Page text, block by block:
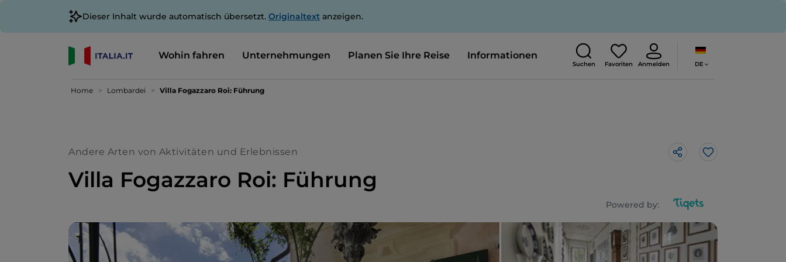
Dieser Inhalt wurde automatisch übersetzt. Originaltext anzeigen.
Wohin fahren Unternehmungen Planen Sie Ihre Reise Informationen
Suchen Favoriten Anmelden DE
Home Lombardei Villa Fogazzaro Roi: Führung
Andere Arten von Aktivitäten und Erlebnissen
Villa Fogazzaro Roi: Führung
Powered by:
Like